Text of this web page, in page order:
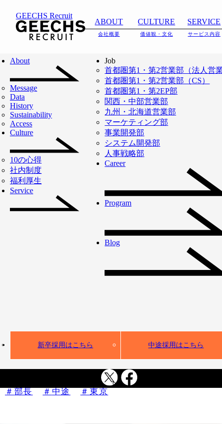
GEECHS Recruit
ABOUT
会社概要
CULTURE
価値観・文化
SERVICE
サービス内容
About
Message
Data
History
Sustainability
Access
Culture
10の心得
社内制度
福利厚生
Service
Job
首都圏第1・第2営業部（法人営
首都圏第1・第2営業部（CS）
首都圏第1・第2EP部
関西・中部営業部
九州・北海道営業部
マーケティング部
事業開発部
システム開発部
人事戦略部
Career
Program
Blog
新卒採用はこちら 中途採用はこちら
タグ:部長
CAREER
TOP CAREER
タグ:
首都圏第1営業部 部長 友田 美幸
部長 中途 東京